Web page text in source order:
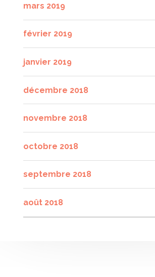
mars 2019
février 2019
janvier 2019
décembre 2018
novembre 2018
octobre 2018
septembre 2018
août 2018